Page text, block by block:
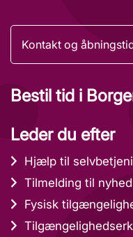
Kontakt og
Bestil tid i
Leder du efter
Hjælp til
Tilmelding til
Fysisk